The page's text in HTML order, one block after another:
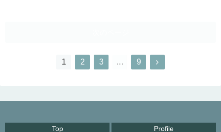
1 2 3 … 9
Top Profile